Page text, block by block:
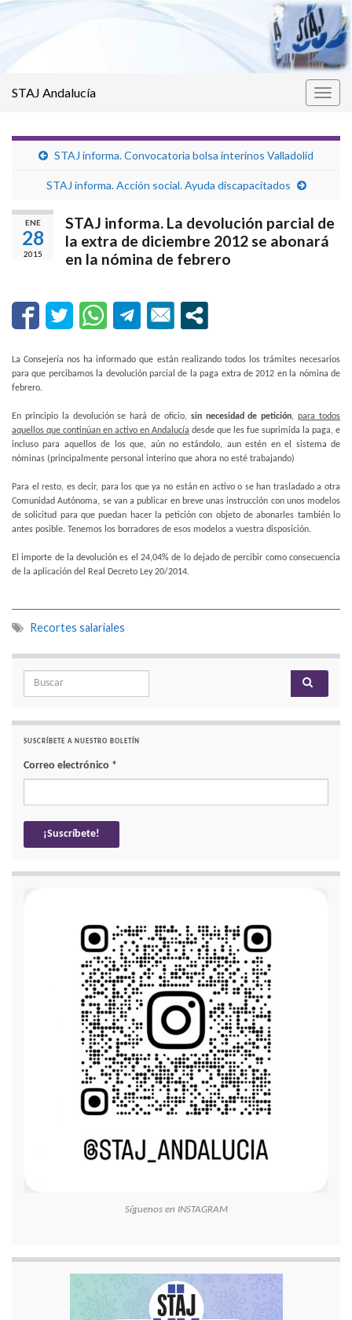
STAJ Andalucía
STAJ informa. Convocatoria bolsa interinos Valladolid
STAJ informa. Acción social. Ayuda discapacitados
ENE
28
2015
STAJ informa. La devolución parcial de
la extra de diciembre 2012 se abonará
en la nómina de febrero
La Consejería nos ha informado que están realizando todos los trámites necesarios
para que percibamos la devolución parcial de la paga extra de 2012 en la nómina de
febrero.
En principio la devolución se hará de oficio, sin necesidad de petición,para todos
aquellos que continúan en activo en Andalucía desde que les fue suprimida la paga, e
incluso para aquellos de los que, aún no estándolo, aun estén en el sistema de
nóminas (principalmente personal interino que ahora no esté trabajando)
Para el resto, es decir, para los que ya no están en activo o se han trasladado a otra
Comunidad Autónoma, se van a publicar en breve unas instrucción con unos modelos
de solicitud para que puedan hacer la petición con objeto de abonarles también lo
antes posible. Tenemos los borradores de esos modelos a vuestra disposición.
El importe de la devolución es el 24,04% de lo dejado de percibir como consecuencia
de la aplicación del Real Decreto Ley 20/2014.
Recortes salariales
Search for:
SUSCRÍBETE A NUESTRO BOLETÍN
Correo electrónico *
Síguenos en INSTAGRAM